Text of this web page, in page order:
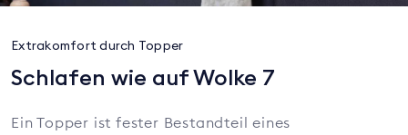
Extrakomfort durch Topper
Schlafen wie auf Wolke 7
Ein Topper ist fester Bestandteil eines